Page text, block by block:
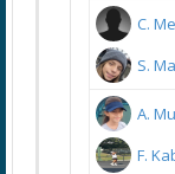
C.
S.
A.
F.